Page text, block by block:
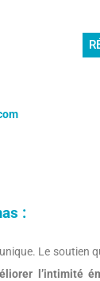
:
Le soutien
l’intimité